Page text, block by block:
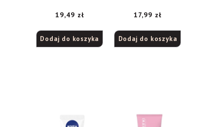
19,49 zł
Dodaj do koszyka
rąk , 50 ml
17,99 zł
Dodaj do koszyka